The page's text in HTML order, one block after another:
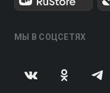
МЫ В СОЦСЕТЯХ